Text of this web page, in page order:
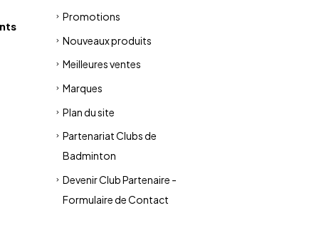
Promotions
Nouveaux produits
Meilleures ventes
Marques
Plan du site
Partenariat Clubs de
Badminton
Devenir Club Partenaire -
Formulaire de Contact